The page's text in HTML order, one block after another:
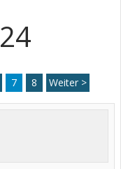
7 8 Weiter >